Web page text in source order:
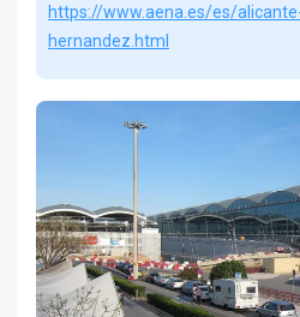
https://www.aena.es/es/
hernandez.html